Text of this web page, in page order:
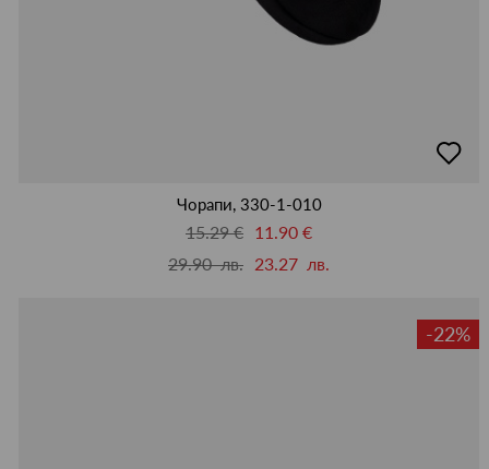
в
Чорапи, 330-1-010
15.29 € 11.90 €
29.90 лв. 23.27 лв.
-22%